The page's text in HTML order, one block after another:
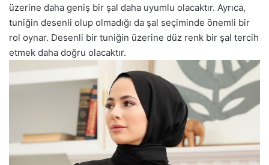
üzerine daha geniş bir şal daha uyumlu olacaktır. Ayrıca,
tuniğin desenli olup olmadığı da şal seçiminde önemli bir
rol oynar. Desenli bir tuniğin üzerine düz renk bir şal tercih
etmek daha doğru olacaktır.